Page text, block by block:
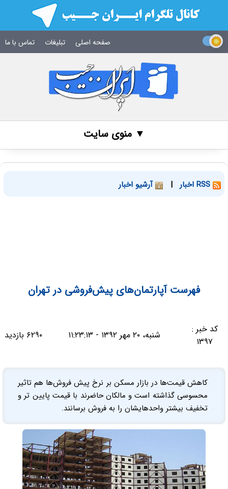
صفحه اصلی تبلیغات تماس با ما
▼ منوی سایت
| آرشیو اخبار
فهرست آپارتمان‌های پیش‌فروشی در تهران
کد خبر :
۱۳۹۷
شنبه، ۲۰ مهر ۱۳۹۲ - ۱۱:۲۳:۱۳ ۶۲۹۰ بازدید
کاهش قیمت‌ها در بازار مسکن بر نرخ پیش فروش‌ها هم تاثیر
محسوسی گذاشته است و مالکان حاضرند با قیمت پایین تر و
تخفیف بیشتر واحدهایشان را به فروش برسانند.